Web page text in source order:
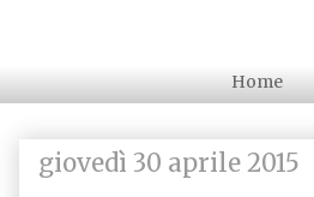
Home
giovedì 30 aprile 2015